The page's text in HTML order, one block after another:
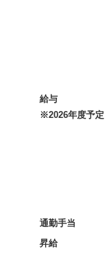
給与
※2026年度予定
通勤手当
昇給